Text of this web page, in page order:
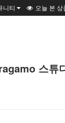
니티 오늘 본 상
스튜